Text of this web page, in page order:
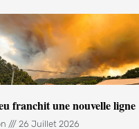
franchit une nouvelle ligne
26 Juillet 2026